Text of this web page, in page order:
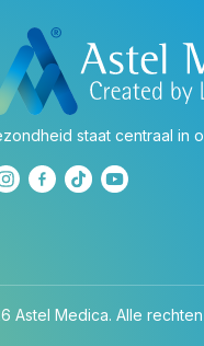
staat centraal in
Astel Medica. Alle